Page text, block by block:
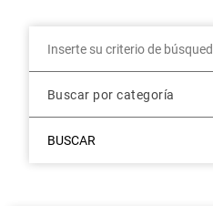
Buscar por categoría
BUSCAR